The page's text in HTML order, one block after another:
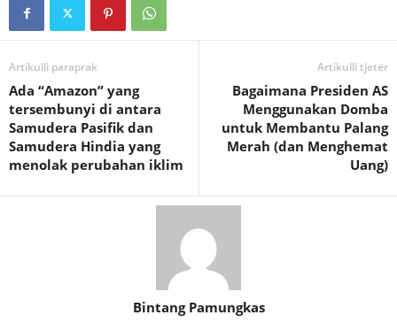
Artikulli paraprak
Ada “Amazon” yang
tersembunyi di antara
Samudera Pasifik dan
Samudera Hindia yang
menolak perubahan iklim
Artikulli tjetër
Bagaimana Presiden AS
Menggunakan Domba
untuk Membantu Palang
Merah (dan Menghemat
Uang)
Bintang Pamungkas